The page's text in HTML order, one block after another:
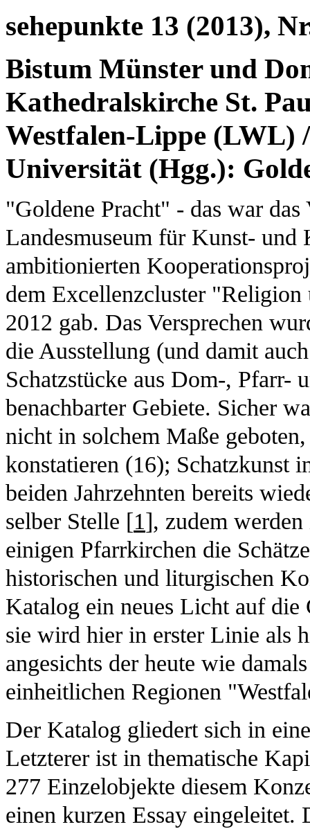
sehepunkte 13 (2013),
Bistum Münster und
Kathedralskirche St.
Westfalen-Lippe (LWL)
Universität (Hgg.):
"Goldene Pracht" - das war das
Landesmuseum für Kunst-
ambitionierten
dem Excellenzcluster
2012 gab. Das Versprechen
die Ausstellung (und damit
Schatzstücke aus Dom-, Pfarr-
benachbarter Gebiete. Sicher
nicht in solchem Maße
konstatieren (16); Schatzkunst
beiden Jahrzehnten bereits
selber Stelle [1], zudem
einigen Pfarrkirchen die
historischen und liturgischen
Katalog ein neues Licht auf die
sie wird hier in erster Linie als
angesichts der heute wie
einheitlichen Regionen
Der Katalog gliedert sich in
Letzterer ist in thematische
277 Einzelobjekte diesem
einen kurzen Essay